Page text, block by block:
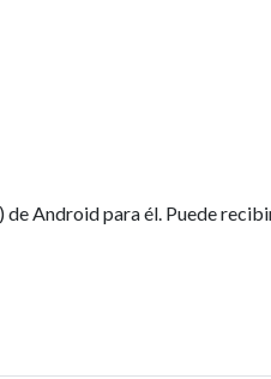
Android para él. Puede